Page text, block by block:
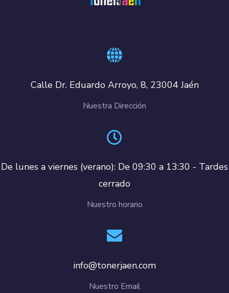
Calle Dr. Eduardo Arroyo, 8, 23004 Jaén
Nuestra Dirección
De lunes a viernes (verano): De 09:30 a 13:30 - Tardes
cerrado
Nuestro horario
info@tonerjaen.com
Nuestro Email